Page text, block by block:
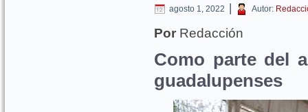
agosto 1, 2022 | Autor:
Por Redacción
Como parte del
guadalupenses